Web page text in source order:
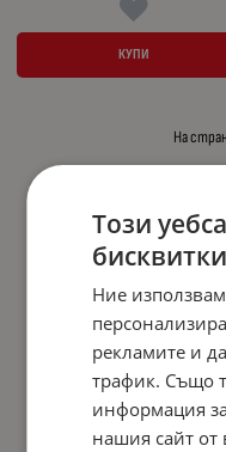
КУПИ
На
Този
бисквитки
Ние
рекламите и
трафик. Също
информация
нашия сайт от